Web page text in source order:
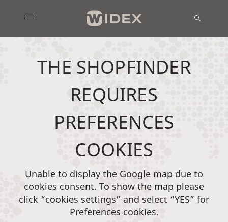
THE SHOPFINDER
REQUIRES
PREFERENCES
COOKIES
Unable to display the Google map due to
cookies consent. To show the map please
click “cookies settings” and select “YES” for
Preferences cookies.